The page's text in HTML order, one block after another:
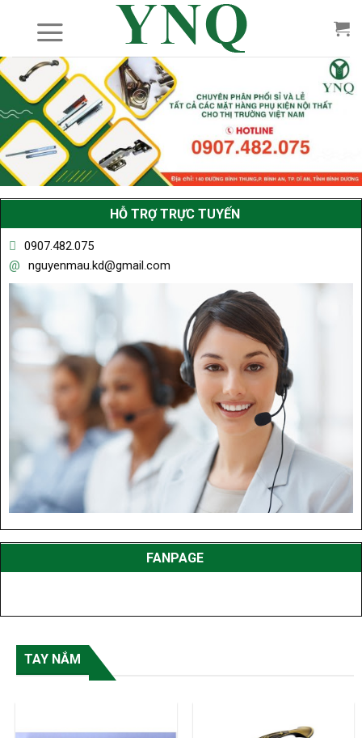
HỖ TRỢ TRỰC TUYẾN
0907.482.075
nguyenmau.kd@gmail.com
FANPAGE
TAY NẮM